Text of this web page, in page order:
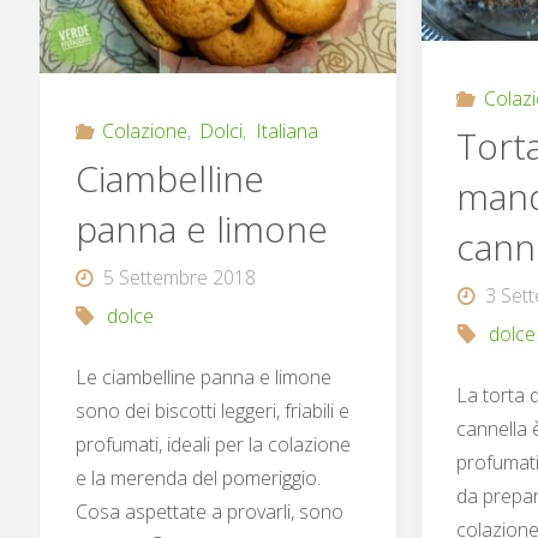
Colazione, Dolci, Italiana
Ciambelline
panna e limone
5 Settembre 2018
dolce
Le ciambelline panna e limone
sono dei biscotti leggeri, friabili e
profumati, ideali per la colazione
e la merenda del pomeriggio.
Cosa aspettate a provarli, sono
3
dolce
La torta
cannella
da